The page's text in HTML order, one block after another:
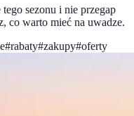
sezonu i nie przegap
co warto mieć na uwadze.
#rabaty#zakupy#oferty